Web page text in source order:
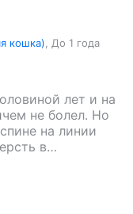
кошка) До 1 года
лет и на
не болел. Но
на линии
в…